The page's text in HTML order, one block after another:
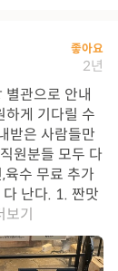
좋아요
2년
관으로 안내
하게 기다릴 수
받은 사람들만
원분들 모두 다
수 무료 추가
난다. 1. 짠맛
보기